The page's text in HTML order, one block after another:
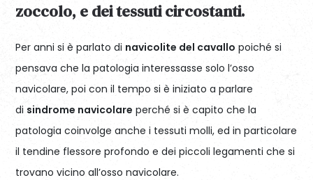
zoccolo, e dei tessuti circostanti.
Per anni si è parlato di navicolite del cavallo poiché si
pensava che la patologia interessasse solo l’osso
navicolare, poi con il tempo si è iniziato a parlare
di sindrome navicolare perché si è capito che la
patologia coinvolge anche i tessuti molli, ed in particolare
il tendine flessore profondo e dei piccoli legamenti che si
trovano vicino all’osso navicolare.